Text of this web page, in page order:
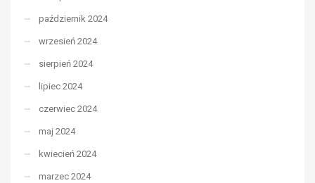
październik 2024
wrzesień 2024
sierpień 2024
lipiec 2024
czerwiec 2024
maj 2024
kwiecień 2024
marzec 2024